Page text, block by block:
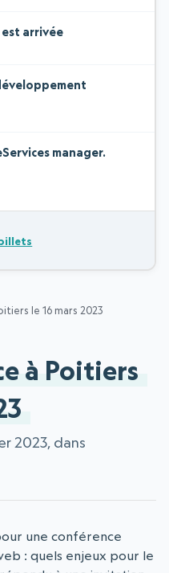
arrivée
manager.
le 16 mars 2023
à Poitiers
2023, dans
une conférence
: quels enjeux pour le